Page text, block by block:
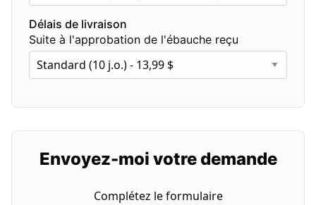
Délais de livraison
Suite à l'approbation de l'ébauche reçu
Standard (10 j.o.) - 13,99 $
Envoyez-moi votre demande
Complétez le formulaire